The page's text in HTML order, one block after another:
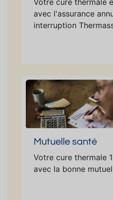
Votre cure thermale
avec l'assurance
interruption
Mutuelle santé
Votre cure thermale
avec la bonne